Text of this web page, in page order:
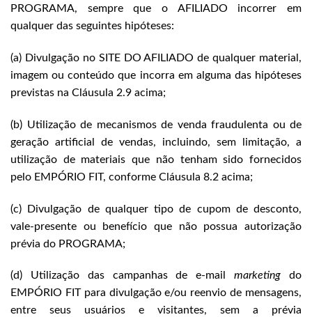
PROGRAMA, sempre que o AFILIADO incorrer em
qualquer das seguintes hipóteses:
(a) Divulgação no SITE DO AFILIADO de qualquer material,
imagem ou conteúdo que incorra em alguma das hipóteses
previstas na Cláusula 2.9 acima;
(b) Utilização de mecanismos de venda fraudulenta ou de
geração artificial de vendas, incluindo, sem limitação, a
utilização de materiais que não tenham sido fornecidos
pelo EMPÓRIO FIT, conforme Cláusula 8.2 acima;
(c) Divulgação de qualquer tipo de cupom de desconto,
vale-presente ou benefício que não possua autorização
prévia do PROGRAMA;
(d) Utilização das campanhas de e-mailmarketing do
EMPÓRIO FIT para divulgação e/ou reenvio de mensagens,
entre seus usuários e visitantes, sem a prévia